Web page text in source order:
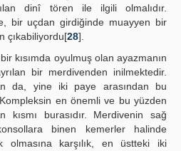
dinî tören ile ilgili olmalıdır.
bir uçdan girdiğinde muayyen bir
çıkabiliyordu[28].
kısımda oyulmuş olan ayazmanın
bir merdivenden inilmektedir.
da, yine iki paye arasından bu
en önemli ve bu yüzden
burasıdır. Merdivenin sağ
binen kemerler halinde
olmasına karşılık, en üstteki iki